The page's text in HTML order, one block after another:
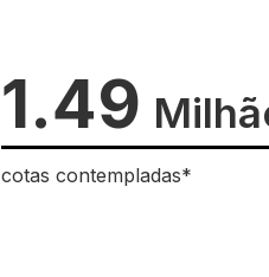
1.49
cotas contempladas*